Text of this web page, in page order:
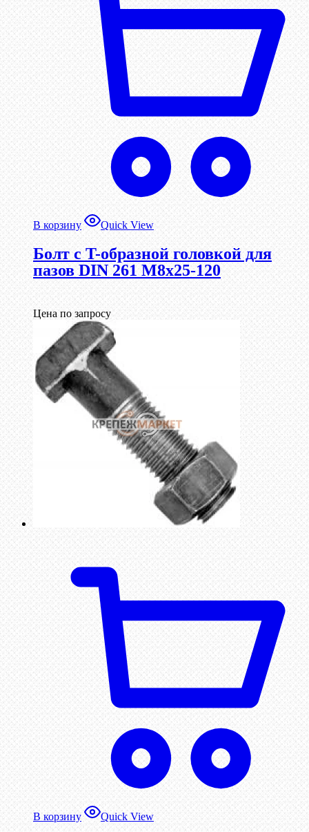
В корзину Quick View
Болт с T-образной головкой для
пазов DIN 261 М8х25-120
Цена по запросу
В корзину Quick View